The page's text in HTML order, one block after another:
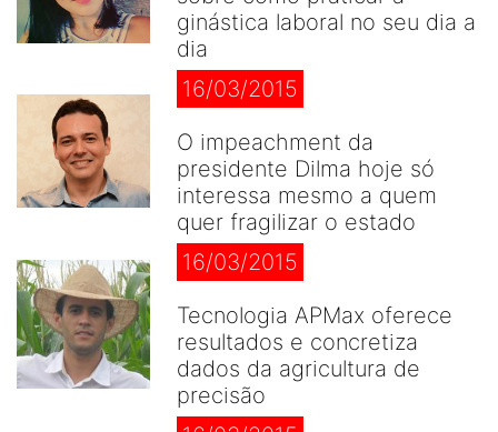
ginástica laboral no seu dia a
dia
16/03/2015
O impeachment da
presidente Dilma hoje só
interessa mesmo a quem
quer fragilizar o estado
16/03/2015
Tecnologia APMax oferece
resultados e concretiza
dados da agricultura de
precisão